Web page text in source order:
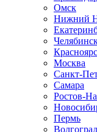
Омск
Нижний
Москва
Санкт-
Самара
Ростов-
Пермь
Волгоград